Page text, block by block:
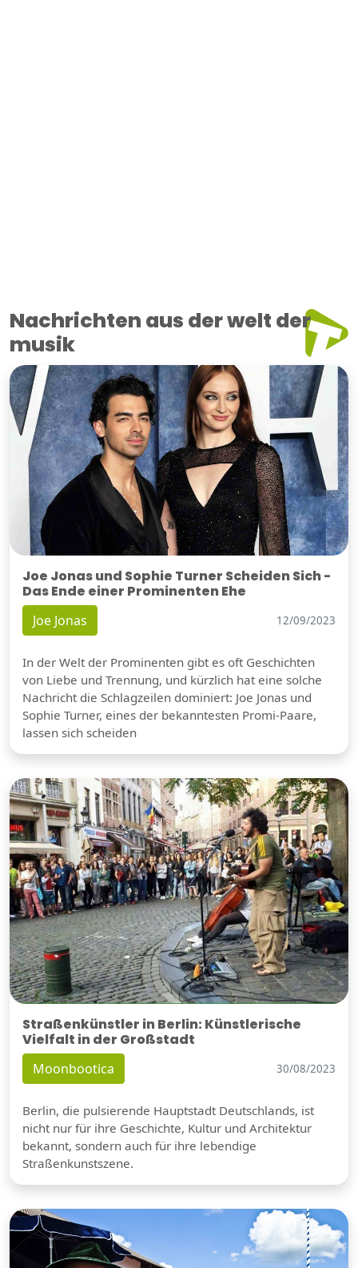
Nachrichten aus der welt der
musik
Joe Jonas und Sophie Turner Scheiden Sich -
Das Ende einer Prominenten Ehe
Joe Jonas 12/09/2023
In der Welt der Prominenten gibt es oft Geschichten
von Liebe und Trennung, und kürzlich hat eine solche
Nachricht die Schlagzeilen dominiert: Joe Jonas und
Sophie Turner, eines der bekanntesten Promi-Paare,
lassen sich scheiden
Straßenkünstler in Berlin: Künstlerische
Vielfalt in der Großstadt
Moonbootica 30/08/2023
Berlin, die pulsierende Hauptstadt Deutschlands, ist
nicht nur für ihre Geschichte, Kultur und Architektur
bekannt, sondern auch für ihre lebendige
Straßenkunstszene.